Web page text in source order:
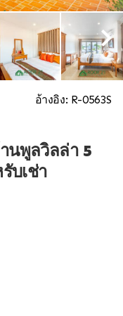
อ้างอิง: R-0563S
นพูลวิลล่า 5
บเช่า